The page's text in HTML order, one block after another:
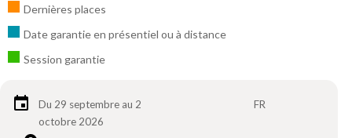
Dernières places
Date garantie en présentiel ou à distance
Session garantie
Du 29 septembre au 2
octobre 2026
FR